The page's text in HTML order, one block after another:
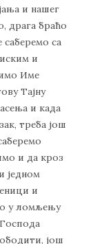
и нашег
драга браћо
саберемо са
и
Име
Тајну
и када
треба још
и да кроз
једном
и
у ломљењу
још